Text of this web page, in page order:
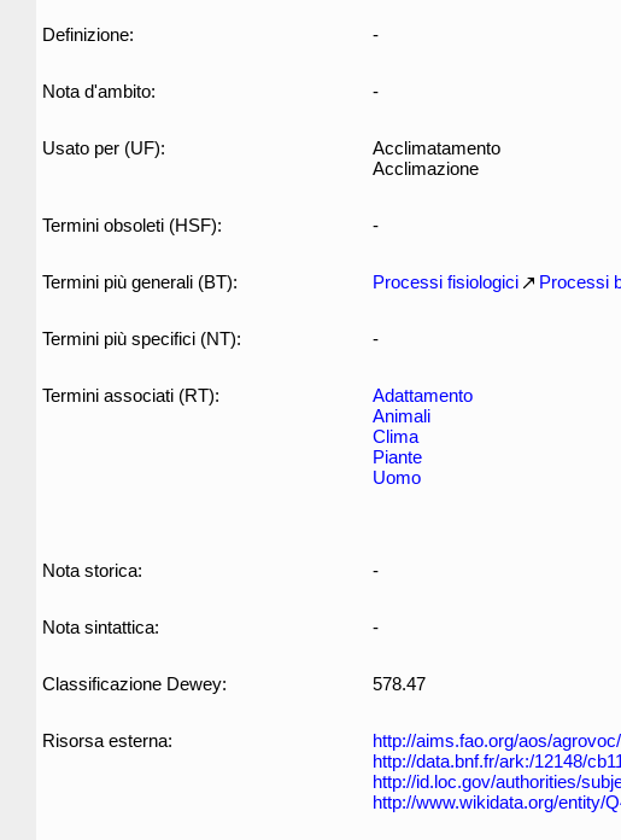
Definizione: -
Nota d'ambito: -
Usato per (UF):
Acclimatamento
Acclimazione
Termini obsoleti (HSF): -
Termini più generali (BT): Processi fisiologici Processi
Termini più specifici (NT): -
Termini associati (RT):
Adattamento
Animali
Clima
Piante
Uomo
Nota storica: -
Nota sintattica: -
Classificazione Dewey: 578.47
Risorsa esterna:
http://aims.fao.org/aos/
http://data.bnf.fr/ark:/12148/
http://id.loc.gov/authorities/
http://www.wikidata.org/entity/